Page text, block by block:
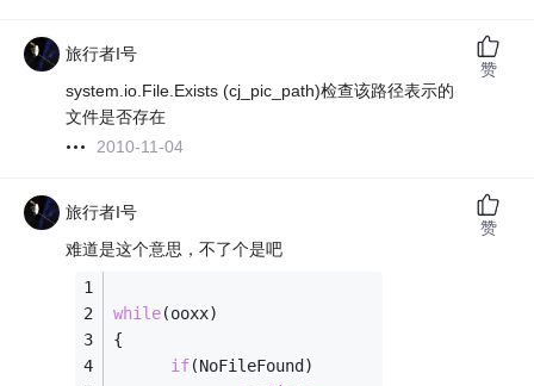
旅行者I号
system.io.File.Exists (cj_pic_path)检查该路径表示的
文件是否存在
2010-11-04
赞
旅行者I号
难道是这个意思，不了个是吧
while(ooxx)
{
if(NoFileFound)
赞